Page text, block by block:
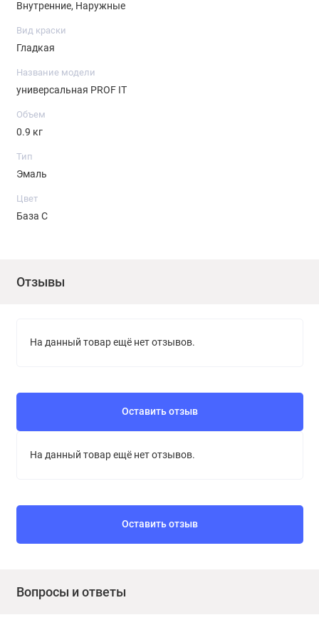
Внутренние, Наружные
Вид краски
Гладкая
Название модели
универсальная PROF IT
Объем
0.9 кг
Тип
Эмаль
Цвет
База С
Отзывы
На данный товар ещё нет отзывов.
Оставить отзыв
На данный товар ещё нет отзывов.
Оставить отзыв
Вопросы и ответы